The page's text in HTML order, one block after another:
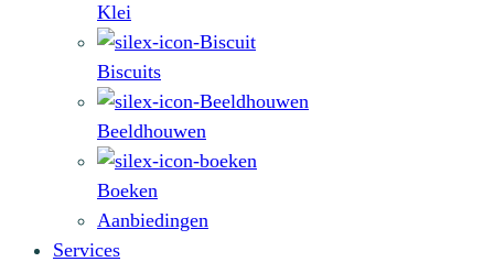
Klei
Biscuits
Beeldhouwen
Boeken
Aanbiedingen
Services